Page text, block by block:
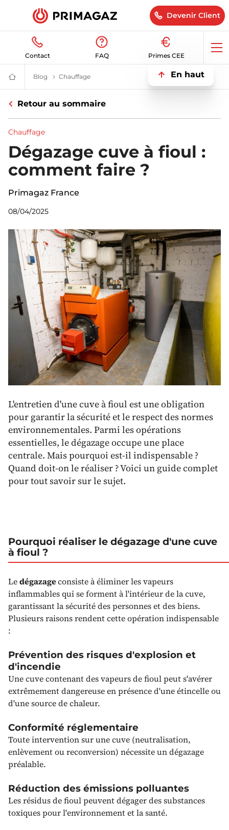
Devenir Client
Contact FAQ Primes CEE
En haut
Fournisseur
gaz
et
:
citerne,
bouteille,
GPL
|
Primagaz
Blog Blog | Primagaz
Chauffage Blog du chauffage | Primagaz
Retour au sommaire
Chauffage
Dégazage cuve à fioul :
comment faire ?
Primagaz France
08/04/2025
L'entretien d'une cuve à fioul est une obligation
pour garantir la sécurité et le respect des normes
environnementales. Parmi les opérations
essentielles, le dégazage occupe une place
centrale. Mais pourquoi est-il indispensable ?
Quand doit-on le réaliser ? Voici un guide complet
pour tout savoir sur le sujet.
Pourquoi réaliser le dégazage d'une cuve
à fioul ?
Ledégazageconsiste à éliminer les vapeurs
inflammables qui se forment à l'intérieur de la cuve,
garantissant la sécurité des personnes et des biens.
Plusieurs raisons rendent cette opération indispensable
:
Prévention des risques d'explosion et
d'incendie
Une cuve contenant des vapeurs de fioul peut s'avérer
extrêmement dangereuse en présence d'une étincelle ou
d'une source de chaleur.
Conformité réglementaire
Toute intervention sur une cuve (neutralisation,
enlèvement ou reconversion) nécessite un dégazage
préalable.
Réduction des émissions polluantes
Les résidus de fioul peuvent dégager des substances
toxiques pour l'environnement et la santé.